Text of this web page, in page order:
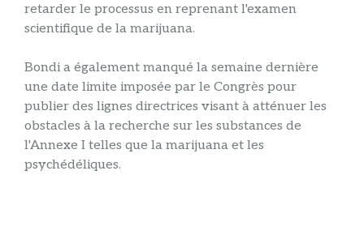
retarder le processus en reprenant l'examen
scientifique de la marijuana.
Bondi a également manqué la semaine dernière
une date limite imposée par le Congrès pour
publier des lignes directrices visant à atténuer les
obstacles à la recherche sur les substances de
l'Annexe I telles que la marijuana et les
psychédéliques.